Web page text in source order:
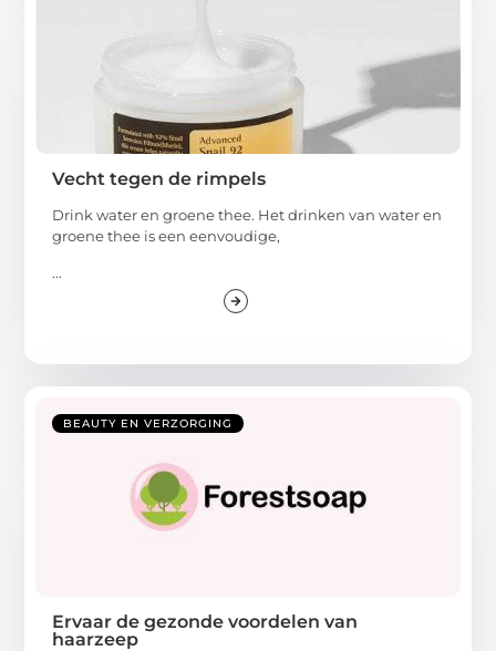
Vecht tegen de rimpels
Drink water en groene thee. Het drinken van water en
groene thee is een eenvoudige,
...
BEAUTY EN VERZORGING
Ervaar de gezonde voordelen van
haarzeep